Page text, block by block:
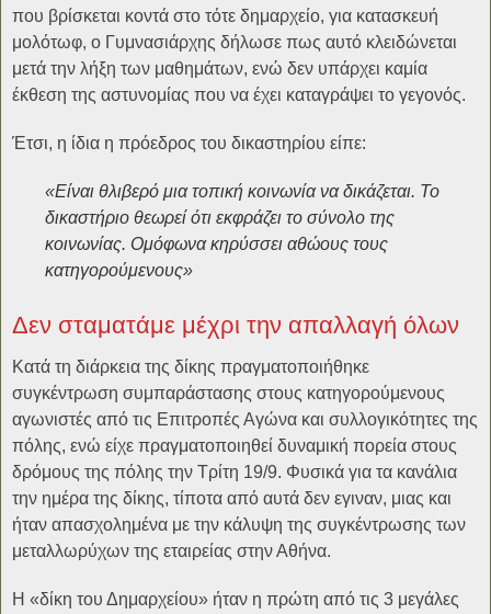
που βρίσκεται κοντά στο τότε δημαρχείο, για κατασκευή
μολότωφ, ο Γυμνασιάρχης δήλωσε πως αυτό κλειδώνεται
μετά την λήξη των μαθημάτων, ενώ δεν υπάρχει καμία
έκθεση της αστυνομίας που να έχει καταγράψει το γεγονός.
Έτσι, η ίδια η πρόεδρος του δικαστηρίου είπε:
«Είναι θλιβερό μια τοπική κοινωνία να δικάζεται. Το
δικαστήριο θεωρεί ότι εκφράζει το σύνολο της
κοινωνίας. Ομόφωνα κηρύσσει αθώους τους
κατηγορούμενους»
Δεν σταματάμε μέχρι την απαλλαγή όλων
Κατά τη διάρκεια της δίκης πραγματοποιήθηκε
συγκέντρωση συμπαράστασης στους κατηγορούμενους
αγωνιστές από τις Επιτροπές Αγώνα και συλλογικότητες της
πόλης, ενώ είχε πραγματοποιηθεί δυναμική πορεία στους
δρόμους της πόλης την Τρίτη 19/9. Φυσικά για τα κανάλια
την ημέρα της δίκης, τίποτα από αυτά δεν εγιναν, μιας και
ήταν απασχολημένα με την κάλυψη της συγκέντρωσης των
μεταλλωρύχων της εταιρείας στην Αθήνα.
Η «δίκη του Δημαρχείου» ήταν η πρώτη από τις 3 μεγάλες